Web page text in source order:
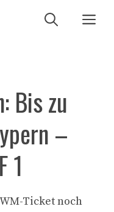
Bis zu
–
1
Ticket noch